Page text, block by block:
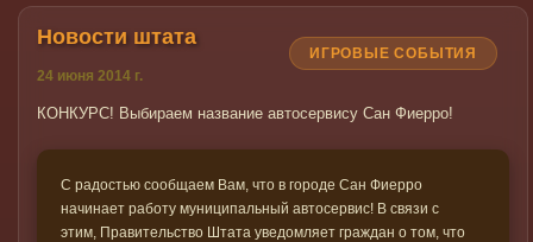
ИГРОВЫЕ СОБЫТИЯ
Новости штата
24 июня 2014 г.
КОНКУРС! Выбираем название автосервису Сан Фиерро!
С радостью сообщаем Вам, что в городе Сан Фиерро
начинает работу муниципальный автосервис! В связи с
этим, Правительство Штата уведомляет граждан о том, что